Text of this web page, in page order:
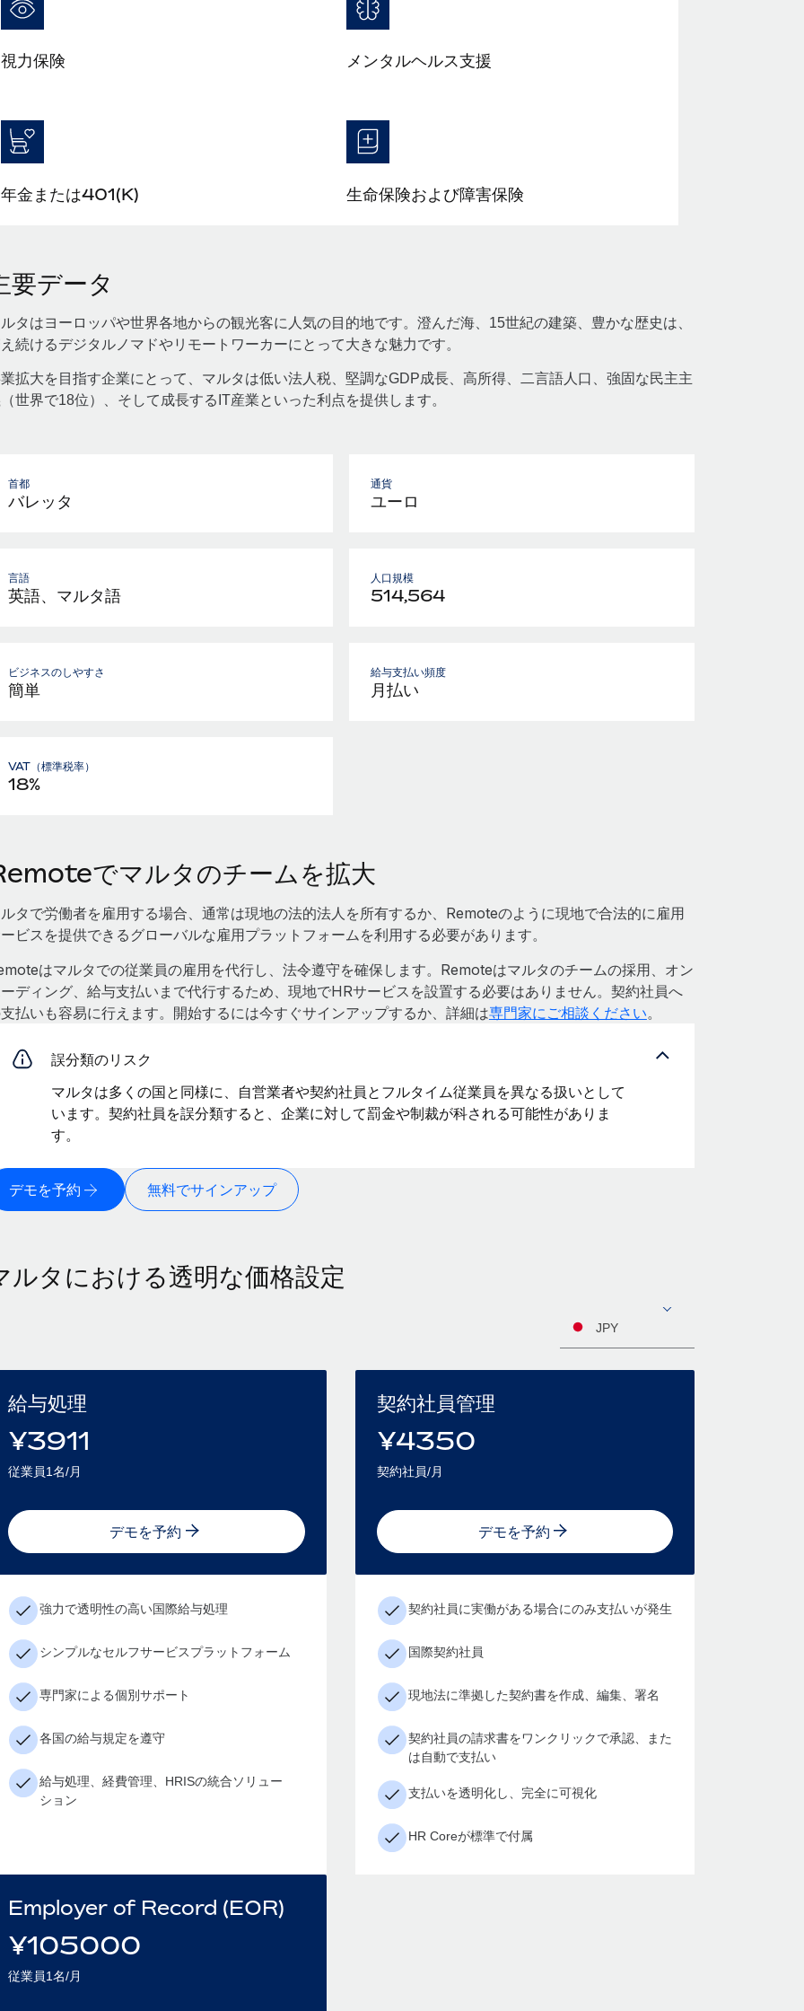
視力保険 メンタルヘルス支援
年金または401(K) 生命保険および障害保険
要データ
タはヨーロッパや世界各地からの観光客に人気の目的地です。澄んだ海、15世紀の建築、豊かな歴史は、
続けるデジタルノマドやリモートワーカーにとって大きな魅力です。
拡大を目指す企業にとって、マルタは低い法人税、堅調なGDP成長、高所得、二言語人口、強固な民主主
世界で18位）、そして成長するIT産業といった利点を提供します。
首都
バレッタ
通貨
ユーロ
言語
英語、マルタ語
人口規模
514,564
ビジネスのしやすさ
簡単
給与支払い頻度
月払い
VAT（標準税率）
18%
でマルタのチームを拡大
タで労働者を雇用する場合、通常は現地の法的法人を所有するか、Remoteのように現地で合法的に雇用
ビスを提供できるグローバルな雇用プラットフォームを利用する必要があります。
はマルタでの従業員の雇用を代行し、法令遵守を確保します。Remoteはマルタのチームの採用、オン
ディング、給与支払いまで代行するため、現地でHRサービスを設置する必要はありません。契約社員へ
払いも容易に行えます。開始するには今すぐサインアップするか、詳細は専門家にご相談ください。
誤分類のリスク
マルタは多くの国と同様に、自営業者や契約社員とフルタイム従業員を異なる扱いとして
います。契約社員を誤分類すると、企業に対して罰金や制裁が科される可能性がありま
す。
デモを予約 無料でサインアップ
ルタにおける透明な価格設定
JPY
給与処理
¥3911
従業員1名/月
デモを予約
強力で透明性の高い国際給与処理
シンプルなセルフサービスプラットフォーム
専門家による個別サポート
各国の給与規定を遵守
給与処理、経費管理、HRISの統合ソリュー
ション
契約社員管理
¥4350
契約社員/月
デモを予約
契約社員に実働がある場合にのみ支払いが発生
国際契約社員
現地法に準拠した契約書を作成、編集、署名
契約社員の請求書をワンクリックで承認、また
は自動で支払い
支払いを透明化し、完全に可視化
HR Coreが標準で付属
Employer of Record (EOR)
¥105000
従業員1名/月